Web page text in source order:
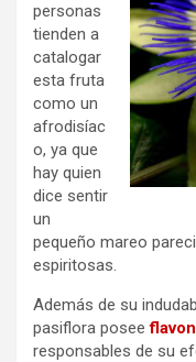
personas
tienden a
catalogar
esta fruta
como un
afrodisíac
o, ya que
hay quien
dice sentir
un
pequeño mareo
espiritosas.
Además de su
pasiflora posee
responsables de su